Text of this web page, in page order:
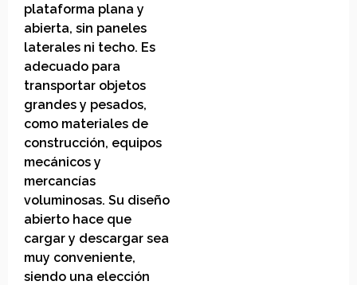
plataforma plana y
abierta, sin paneles
laterales ni techo. Es
adecuado para
transportar objetos
grandes y pesados,
como materiales de
construcción, equipos
mecánicos y
mercancías
voluminosas. Su diseño
abierto hace que
cargar y descargar sea
muy conveniente,
siendo una elección